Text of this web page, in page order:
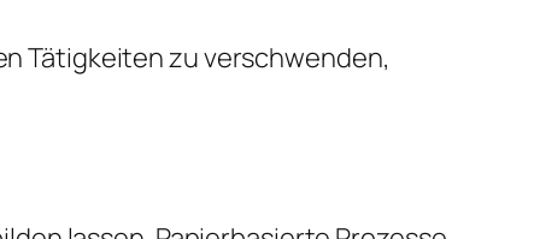
Tätigkeiten zu verschwenden,